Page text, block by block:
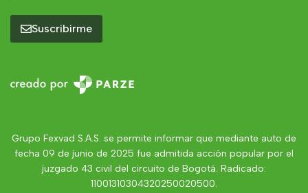
Suscribirme
Grupo Fexvad S.A.S. se permite informar que mediante auto de
fecha 09 de junio de 2025 fue admitida acción popular por el
juzgado 43 civil del circuito de Bogotá. Radicado:
11001310304320250020500.